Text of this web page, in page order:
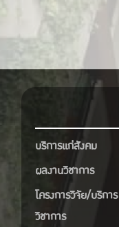
บริการแก่สังคม
ผลงานวิชาการ
โครงการวิจัย/บริการ
วิชาการ